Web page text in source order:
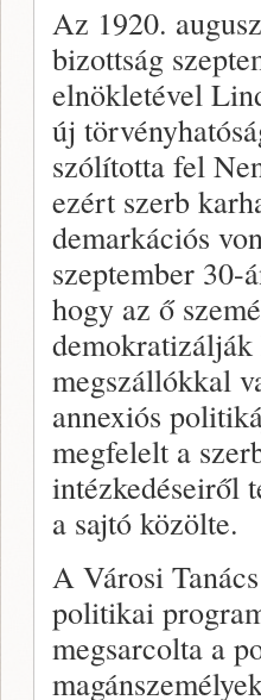
Az 1920.
bizottság
elnökletével
új
szólította fel
ezért szerb
demarkációs
szeptember
hogy az ő
demokratizálják
megszállókkal
annexiós
megfelelt a
intézkedéseiről
a sajtó közölte.
A Városi
politikai
megsarcolta a